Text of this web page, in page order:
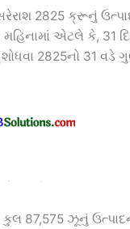
2825 ક્રૂનું
એટલે કે, 31
2825નો 31 વડે
87,575 ઝૂનું